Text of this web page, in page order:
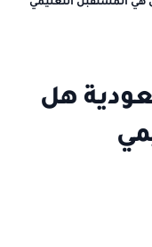
المستقبل التعليمي
هل